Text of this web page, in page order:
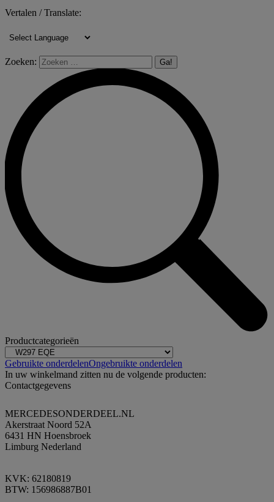
Vertalen / Translate:
Zoeken:
Productcategorieën
Gebruikte onderdelenOngebruikte onderdelen
In uw winkelmand zitten nu de volgende producten:
Contactgegevens
MERCEDESONDERDEEL.NL
Akerstraat Noord 52A
6431 HN Hoensbroek
Limburg Nederland
KVK: 62180819
BTW: 156986887B01